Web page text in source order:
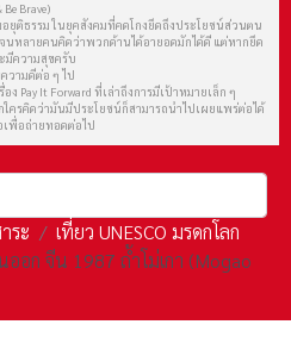
Brave)
ยุติธรรม ในยุคสังคมที่คดโกงยึดถึงประโยชน์ส่วนตน
หลายคนคิดว่าพวกด้านได้อายอดมักได้ดี แต่หากยึด
มีความสุขครับ
วามดีต่อ ๆ ไป
Pay It Forward ที่เล่าถึงการมีเป้าหมายเล็ก ๆ
ครคิดว่ามันมีประโยชน์ก็สามารถนำไปเผยแพร่ต่อได้
เพื่อถ่ายทอดต่อไป
ระ
เที่ยว UNESCO มรดกโลก
ออก จีน 1987 ถ้ำโม่เกา (Mogao